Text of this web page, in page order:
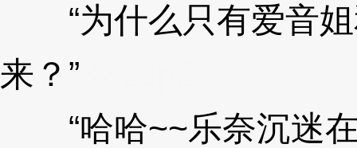
“为什么只有爱音姐
来？”
“哈哈~~乐奈沉迷在